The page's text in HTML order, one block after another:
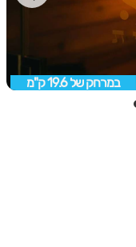
במרחק של 19.6 ק"מ